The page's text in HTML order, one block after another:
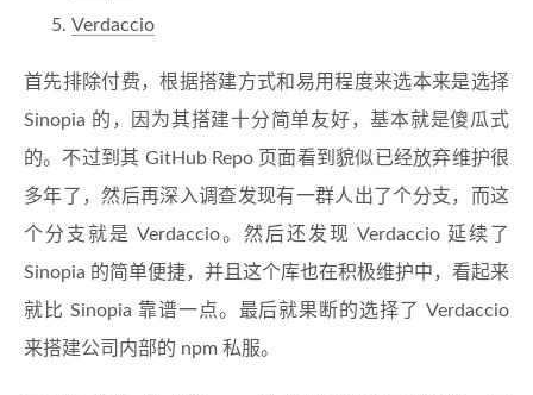
Verdaccio
首先排除付费，根据搭建方式和易用程度来选本来是选择
Sinopia 的，因为其搭建十分简单友好，基本就是傻瓜式
的。不过到其 GitHub Repo 页面看到貌似已经放弃维护很
多年了，然后再深入调查发现有一群人出了个分支，而这
个分支就是 Verdaccio。然后还发现 Verdaccio 延续了
Sinopia 的简单便捷，并且这个库也在积极维护中，看起来
就比 Sinopia 靠谱一点。最后就果断的选择了 Verdaccio
来搭建公司内部的 npm 私服。